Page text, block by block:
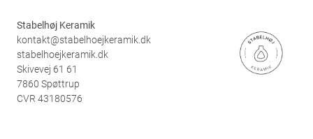
Stabelhøj Keramik
kontakt@stabelhoejkeramik.dk
stabelhoejkeramik.dk
Skivevej 61 61
7860 Spøttrup
CVR 43180576